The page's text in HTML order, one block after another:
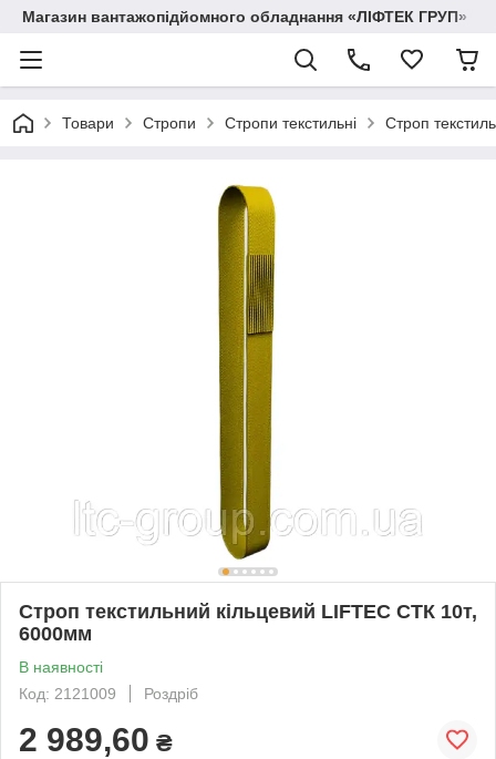
Магазин вантажопідйомного обладнання «ЛІФТЕК ГРУП»
Товари Стропи Стропи текстильні Строп
Строп текстильний кільцевий LIFTEC СТК 10т,
6000мм
В наявності
Код: 2121009
Роздріб
2 989,60 ₴